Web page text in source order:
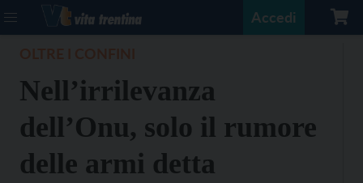
Accedi
Nell’irrilevanza
dell’Onu, solo il rumore
delle armi detta